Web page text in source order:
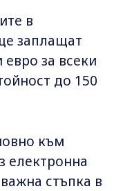
в
заплащат
за всеки
до 150
към
електронна
стъпка в